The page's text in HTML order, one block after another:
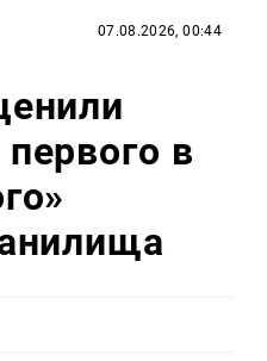
07.08.2026, 00:44
в